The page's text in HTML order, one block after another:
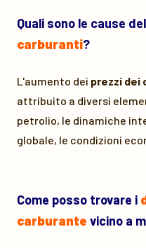
Quali sono le cause
carburanti?
L'aumento dei prezzi dei
attribuito a diversi
petrolio, le dinamiche
globale, le condizioni
Come posso trovare i
carburante vicino a